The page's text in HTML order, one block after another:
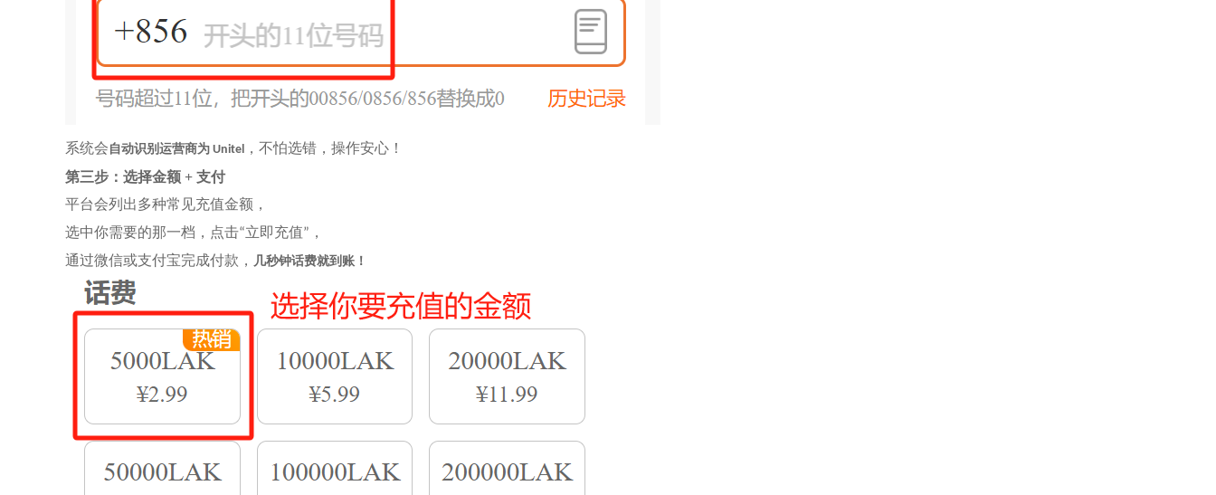
系统会 自动识别运营商为 Unitel ，不怕选错，操作安心！
第三步：选择金额 + 支付
平台会列出多种常见充值金额，
选中你需要的那一档，点击“立即充值” ，
通过微信或支付宝完成付款， 几秒钟话费就到账！